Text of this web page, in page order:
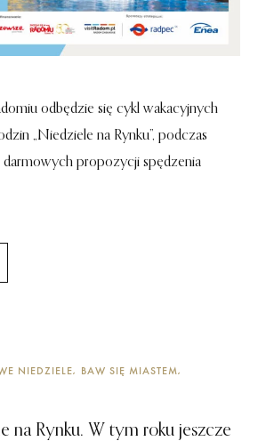
odbędzie się cykl wakacyjnych
„Niedziele na Rynku”, podczas
darmowych propozycji spędzenia
NIEDZIELE
BAW SIĘ MIASTEM
na Rynku. W tym roku jeszcze